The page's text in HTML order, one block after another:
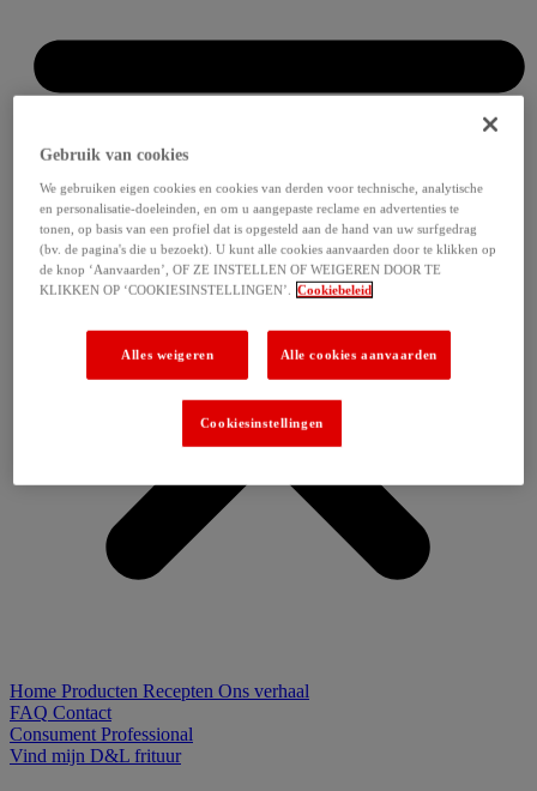
Home Producten Recepten Ons verhaal
FAQ Contact
Consument Professional
Vind mijn D&L frituur
Gebruik van cookies
We gebruiken eigen cookies en cookies van derden voor technische, analytische
en personalisatie-doeleinden, en om u aangepaste reclame en advertenties te
tonen, op basis van een profiel dat is opgesteld aan de hand van uw surfgedrag
(bv. de pagina's die u bezoekt). U kunt alle cookies aanvaarden door te klikken op
de knop ‘Aanvaarden’, OF ZE INSTELLEN OF WEIGEREN DOOR TE
KLIKKEN OP ‘COOKIESINSTELLINGEN’. Cookiebeleid
Alles weigeren Alle cookies aanvaarden
Cookiesinstellingen